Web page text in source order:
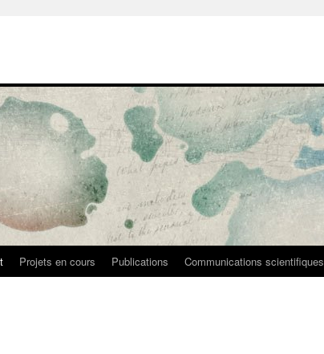
Projets en cours Publications Communications scientifiques